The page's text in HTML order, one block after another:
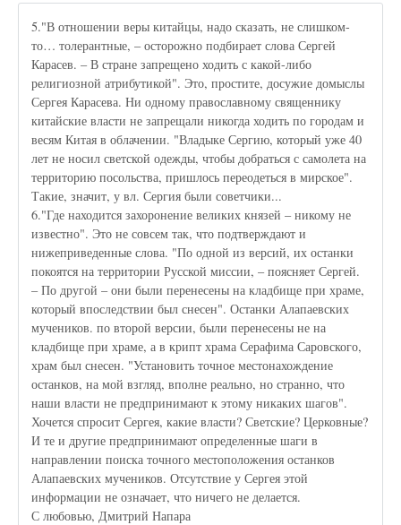
5."В отношении веры китайцы, надо сказать, не слишком-
то… толерантные, – осторожно подбирает слова Сергей
Карасев. – В стране запрещено ходить с какой-либо
религиозной атрибутикой". Это, простите, досужие домыслы
Сергея Карасева. Ни одному православному священнику
китайские власти не запрещали никогда ходить по городам и
весям Китая в облачении. "Владыке Сергию, который уже 40
лет не носил светской одежды, чтобы добраться с самолета на
территорию посольства, пришлось переодеться в мирское".
Такие, значит, у вл. Сергия были советчики...
6."Где находится захоронение великих князей – никому не
известно". Это не совсем так, что подтверждают и
нижеприведенные слова. "По одной из версий, их останки
покоятся на территории Русской миссии, – поясняет Сергей.
– По другой – они были перенесены на кладбище при храме,
который впоследствии был снесен". Останки Алапаевских
мучеников. по второй версии, были перенесены не на
кладбище при храме, а в крипт храма Серафима Саровского,
храм был снесен. "Установить точное местонахождение
останков, на мой взгляд, вполне реально, но странно, что
наши власти не предпринимают к этому никаких шагов".
Хочется спросит Сергея, какие власти? Светские? Церковные?
И те и другие предпринимают определенные шаги в
направлении поиска точного местоположения останков
Алапаевских мучеников. Отсутствие у Сергея этой
информации не означает, что ничего не делается.
С любовью, Дмитрий Напара